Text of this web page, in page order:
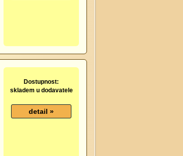
Dostupnost:
skladem u dodavatele